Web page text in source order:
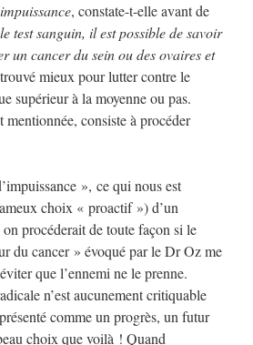
, constate-t-elle avant de
test sanguin, il est possible de savoir
un cancer du sein ou des ovaires et
mieux pour lutter contre le
supérieur à la moyenne ou pas.
mentionnée, consiste à procéder
», ce qui nous est
choix « proactif ») d’un
procéderait de toute façon si le
du cancer » évoqué par le Dr Oz me
que l’ennemi ne le prenne.
n’est aucunement critiquable
comme un progrès, un futur
choix que voilà ! Quand